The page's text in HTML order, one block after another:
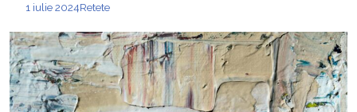
1 iulie 2024Retete